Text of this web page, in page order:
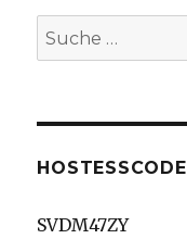
Suche
nach:
HOSTESSCODE
SVDM47ZY